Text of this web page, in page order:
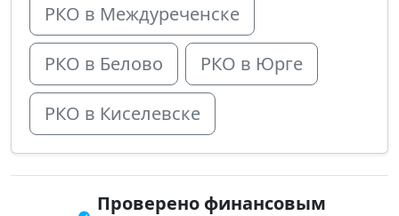
РКО в Междуреченске
РКО в Белово РКО в Юрге
РКО в Киселевске
Проверено финансовым